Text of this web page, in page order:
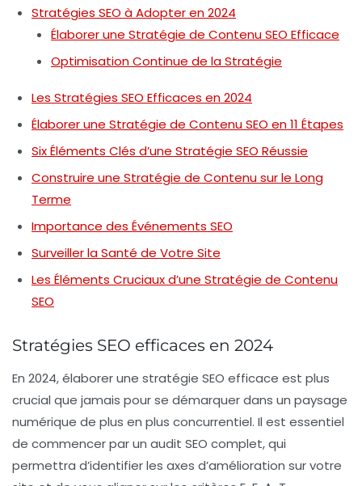
Stratégies SEO à Adopter en 2024
Élaborer une Stratégie de Contenu SEO Efficace
Optimisation Continue de la Stratégie
Les Stratégies SEO Efficaces en 2024
Élaborer une Stratégie de Contenu SEO en 11 Étapes
Six Éléments Clés d’une Stratégie SEO Réussie
Construire une Stratégie de Contenu sur le Long
Terme
Importance des Événements SEO
Surveiller la Santé de Votre Site
Les Éléments Cruciaux d’une Stratégie de Contenu
SEO
Stratégies SEO efficaces en 2024
En 2024, élaborer une stratégie SEO efficace est plus
crucial que jamais pour se démarquer dans un paysage
numérique de plus en plus concurrentiel. Il est essentiel
de commencer par un audit SEO complet, qui
permettra d’identifier les axes d’amélioration sur votre